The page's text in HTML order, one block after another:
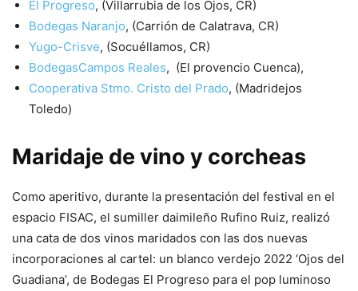
El Progreso, (Villarrubia de los Ojos, CR)
Bodegas Naranjo, (Carrión de Calatrava, CR)
Yugo-Crisve, (Socuéllamos, CR)
BodegasCampos Reales, (El provencio Cuenca),
Cooperativa Stmo. Cristo del Prado, (Madridejos
Toledo)
Maridaje de vino y corcheas
Como aperitivo, durante la presentación del festival en el
espacio FISAC, el sumiller daimileño Rufino Ruiz, realizó
una cata de dos vinos maridados con las dos nuevas
incorporaciones al cartel: un blanco verdejo 2022 ‘Ojos del
Guadiana’, de Bodegas El Progreso para el pop luminoso